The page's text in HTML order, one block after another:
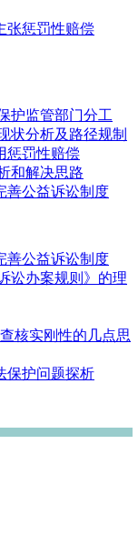
张惩罚性赔偿
护监管部门分工
状分析及路径规制
惩罚性赔偿
和解决思路
善公益诉讼制度
善公益诉讼制度
讼办案规则》的理
核实刚性的几点思
保护问题探析